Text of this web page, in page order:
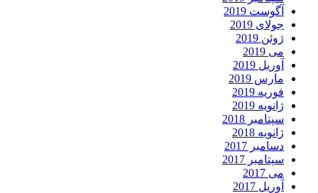
آگوست 2019
جولای 2019
ژوئن 2019
می 2019
آوریل 2019
مارس 2019
فوریه 2019
ژانویه 2019
سپتامبر 2018
ژانویه 2018
دسامبر 2017
سپتامبر 2017
می 2017
آوریل 2017